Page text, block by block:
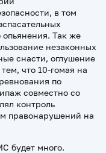
в том
опьянения. Так же
незаконных
снасти, оглушение
что 10-гомая на
по
совместно со
контроль
правонарушений на
будет много.